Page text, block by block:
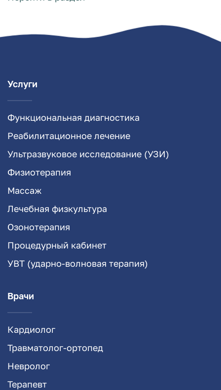
Услуги
Функциональная диагностика
Реабилитационное лечение
Ультразвуковое исследование (УЗИ)
Физиотерапия
Массаж
Лечебная физкультура
Озонотерапия
Процедурный кабинет
УВТ (ударно-волновая терапия)
Врачи
Кардиолог
Травматолог-ортопед
Невролог
Терапевт